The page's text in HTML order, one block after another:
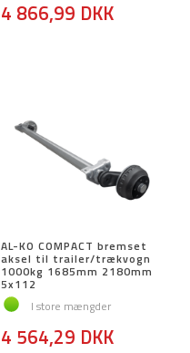
4 866,99 DKK
AL-KO COMPACT bremset
aksel til trailer/trækvogn
1000kg 1685mm 2180mm
5x112
I store mængder
4 564,29 DKK